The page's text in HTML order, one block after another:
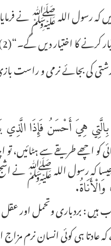
کہ رسول اللہ ﷺ نے فرمایا
کرنے کا اختیار دیں گے۔“(2)
کی بجائے نرمی و راست بازی
هِيَ أَحْسَنُ فَإِذَا الَّذِي
برائی کو اچھے طریقے سے
کہ رسول اللہ ﷺ نے اشج
ہیں : بردباری وتحمل اور
ہی کوئی انسان نرم